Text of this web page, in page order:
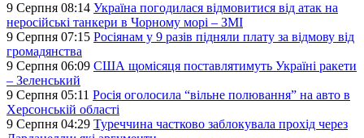
9 Серпня 08:14 Україна погодилася відмовитися від атак на
неросійські танкери в Чорному морі – ЗМІ
9 Серпня 07:15 Росіянам у 9 разів підняли плату за відмову від
громадянства
9 Серпня 06:09 США щомісяця поставлятимуть Україні ракети
– Зеленський
9 Серпня 05:11 Росія оголосила “вільне полювання” на авто в
Херсонській області
9 Серпня 04:29 Туреччина частково заблокувала прохід через